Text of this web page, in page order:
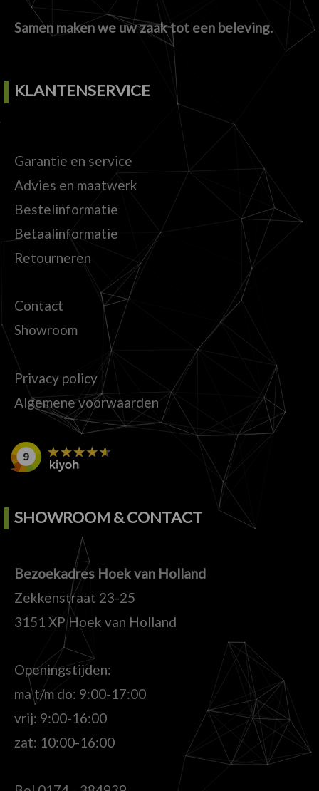
Samen maken we uw zaak tot een beleving.
KLANTENSERVICE
Garantie en service
Advies en maatwerk
Bestelinformatie
Betaalinformatie
Retourneren
Contact
Showroom
Privacy policy
Algemene voorwaarden
SHOWROOM & CONTACT
Bezoekadres Hoek van Holland
Zekkenstraat 23-25
3151 XP Hoek van Holland
Openingstijden:
ma t/m do: 9:00-17:00
vrij: 9:00-16:00
zat: 10:00-16:00